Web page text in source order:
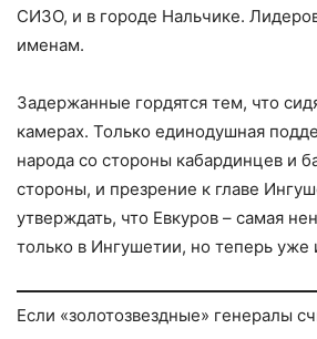
СИЗО, и в городе Нальчике.
именам.
Задержанные гордятся тем, что
камерах. Только единодушная
народа со стороны кабардинцев и
стороны, и презрение к главе
утверждать, что Евкуров – самая
только в Ингушетии, но теперь уже
Если «золотозвездные» генералы